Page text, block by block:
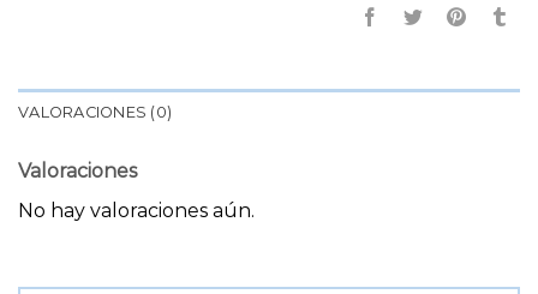
VALORACIONES (0)
Valoraciones
No hay valoraciones aún.